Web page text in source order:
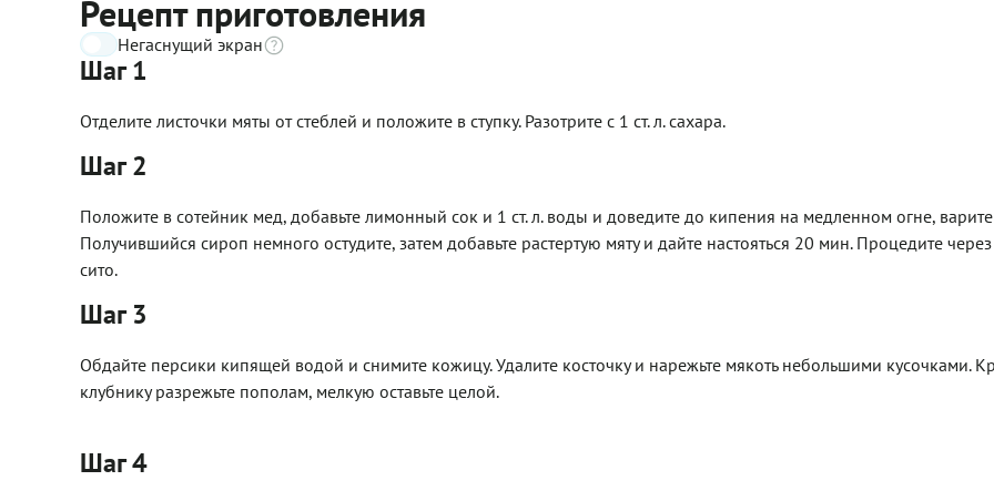
Рецепт приготовления
Негаснущий экран
Шаг 1
Отделите листочки мяты от стеблей и положите в ступку. Разотрите с 1 ст. л. сахара.
Шаг 2
Положите в сотейник мед, добавьте лимонный сок и 1 ст. л. воды и доведите до кипения на медленном огне,
Получившийся сироп немного остудите, затем добавьте растертую мяту и дайте настояться 20 мин. Процедите
сито.
Шаг 3
Обдайте персики кипящей водой и снимите кожицу. Удалите косточку и нарежьте мякоть небольшими кусочками.
клубнику разрежьте пополам, мелкую оставьте целой.
Шаг 4